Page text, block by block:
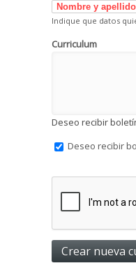
Indique que datos
Curriculum
Deseo recibir
Deseo recibir